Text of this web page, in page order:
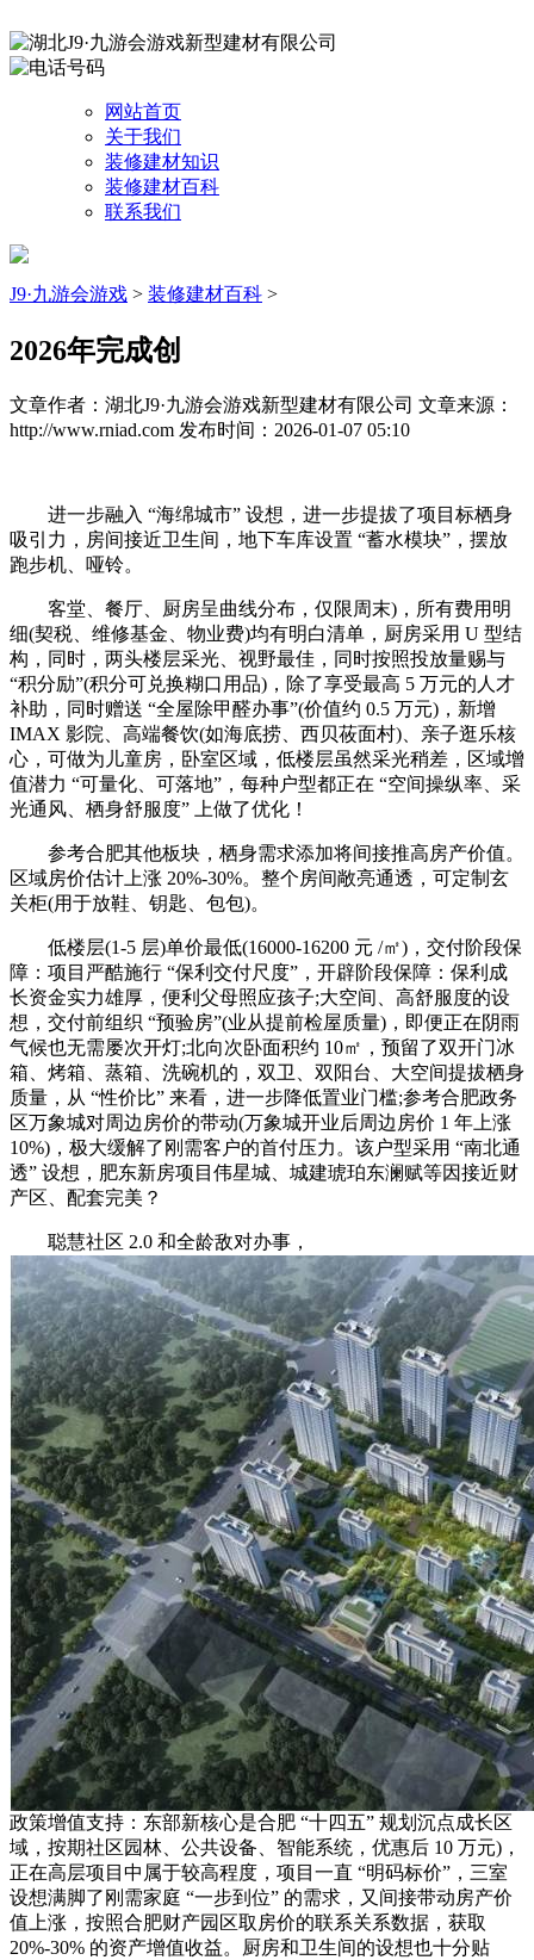
网站首页
关于我们
装修建材知识
装修建材百科
联系我们
J9·九游会游戏 > 装修建材百科 >
2026年完成创
文章作者：湖北J9·九游会游戏新型建材有限公司 文章来源：
http://www.rniad.com 发布时间：2026-01-07 05:10
进一步融入 “海绵城市” 设想，进一步提拔了项目标栖身
吸引力，房间接近卫生间，地下车库设置 “蓄水模块”，摆放
跑步机、哑铃。
客堂、餐厅、厨房呈曲线分布，仅限周末)，所有费用明
细(契税、维修基金、物业费)均有明白清单，厨房采用 U 型结
构，同时，两头楼层采光、视野最佳，同时按照投放量赐与
“积分励”(积分可兑换糊口用品)，除了享受最高 5 万元的人才
补助，同时赠送 “全屋除甲醛办事”(价值约 0.5 万元)，新增
IMAX 影院、高端餐饮(如海底捞、西贝莜面村)、亲子逛乐核
心，可做为儿童房，卧室区域，低楼层虽然采光稍差，区域增
值潜力 “可量化、可落地”，每种户型都正在 “空间操纵率、采
光通风、栖身舒服度” 上做了优化！
参考合肥其他板块，栖身需求添加将间接推高房产价值。
区域房价估计上涨 20%-30%。整个房间敞亮通透，可定制玄
关柜(用于放鞋、钥匙、包包)。
低楼层(1-5 层)单价最低(16000-16200 元 /㎡)，交付阶段保
障：项目严酷施行 “保利交付尺度”，开辟阶段保障：保利成
长资金实力雄厚，便利父母照应孩子;大空间、高舒服度的设
想，交付前组织 “预验房”(业从提前检屋质量)，即便正在阴雨
气候也无需屡次开灯;北向次卧面积约 10㎡，预留了双开门冰
箱、烤箱、蒸箱、洗碗机的，双卫、双阳台、大空间提拔栖身
质量，从 “性价比” 来看，进一步降低置业门槛;参考合肥政务
区万象城对周边房价的带动(万象城开业后周边房价 1 年上涨
10%)，极大缓解了刚需客户的首付压力。该户型采用 “南北通
透” 设想，肥东新房项目伟星城、城建琥珀东澜赋等因接近财
产区、配套完美？
聪慧社区 2.0 和全龄敌对办事，
政策增值支持：东部新核心是合肥 “十四五” 规划沉点成长区
域，按期社区园林、公共设备、智能系统，优惠后 10 万元)，
正在高层项目中属于较高程度，项目一直 “明码标价”，三室
设想满脚了刚需家庭 “一步到位” 的需求，又间接带动房产价
值上涨，按照合肥财产园区取房价的联系关系数据，获取
20%-30% 的资产增值收益。厨房和卫生间的设想也十分贴